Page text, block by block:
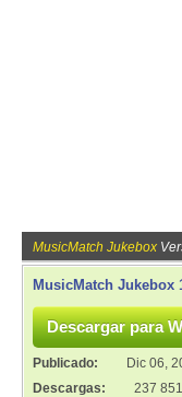
MusicMatch Jukebox
MusicMatch Jukebox
Publicado: Dic 06,
Descargas:
237 851